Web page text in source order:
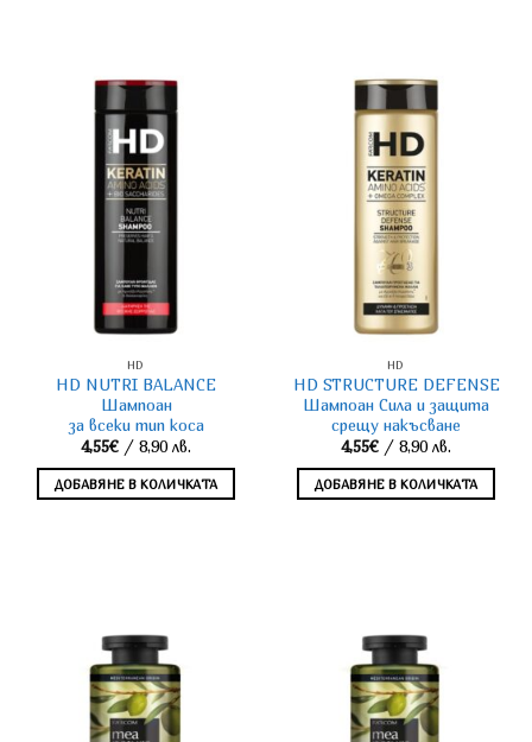
HD
HD NUTRI BALANCE
Шампоан
за всеки тип коса
4,55€ / 8,90 лв.
ДОБАВЯНЕ В КОЛИЧКАТА
HD
HD STRUCTURE DEFENSE
Шампоан Сила и защита
срещу накъсване
4,55€ / 8,90 лв.
ДОБАВЯНЕ В КОЛИЧКАТА